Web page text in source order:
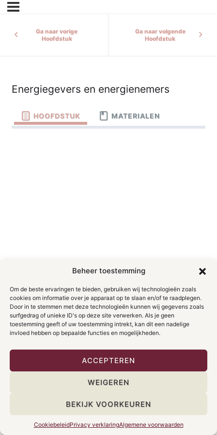
Beheer toestemming
Om de beste ervaringen te bieden, gebruiken wij technologieën zoals
cookies om informatie over je apparaat op te slaan en/of te raadplegen.
Door in te stemmen met deze technologieën kunnen wij gegevens zoals
surfgedrag of unieke ID's op deze site verwerken. Als je geen
toestemming geeft of uw toestemming intrekt, kan dit een nadelige
invloed hebben op bepaalde functies en mogelijkheden.
ACCEPTEREN
WEIGEREN
BEKIJK VOORKEUREN
CookiebeleidPrivacy verklaringAlgemene voorwaarden
Ga naar vorige
Hoofdstuk
Ga naar volgende
Hoofdstuk
Energiegevers en energienemers
HOOFDSTUK MATERIALEN